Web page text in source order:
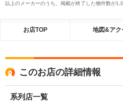
以上のメーカーのうち、掲載が終了した物件数が
お店TOP 地図&アク
このお店の詳細情報
系列店一覧